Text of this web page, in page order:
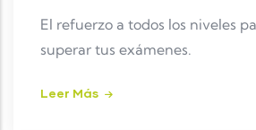
El refuerzo a todos los niveles
superar tus exámenes.
Leer Más